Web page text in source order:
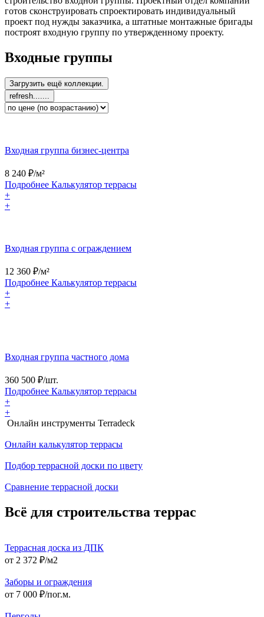
готов сконструировать спроектировать индивидуальный
проект под нужды заказчика, а штатные монтажные бригады
построят входную группу по утвержденному проекту.
Входные группы
Входная группа бизнес‑центра
8 240 ₽/м²
Подробнее Калькулятор террасы
+
+
Входная группа с ограждением
12 360 ₽/м²
Подробнее Калькулятор террасы
+
+
Входная группа частного дома
360 500 ₽/шт.
Подробнее Калькулятор террасы
+
+
Онлайн инструменты Terradeck
Онлайн калькулятор террасы
Подбор террасной доски по цвету
Сравнение террасной доски
Всё для строительства террас
Террасная доска из ДПК
от 2 372 ₽/м2
Заборы и ограждения
от 7 000 ₽/пог.м.